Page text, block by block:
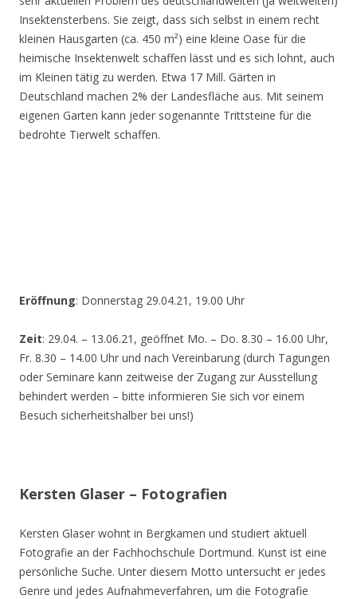
Insektensterbens. Sie zeigt, dass sich selbst in einem recht
kleinen Hausgarten (ca. 450 m²) eine kleine Oase für die
heimische Insektenwelt schaffen lässt und es sich lohnt, auch
im Kleinen tätig zu werden. Etwa 17 Mill. Gärten in
Deutschland machen 2% der Landesfläche aus. Mit seinem
eigenen Garten kann jeder sogenannte Trittsteine für die
bedrohte Tierwelt schaffen.
Eröffnung: Donnerstag 29.04.21, 19.00 Uhr
Zeit: 29.04. – 13.06.21, geöffnet Mo. – Do. 8.30 – 16.00 Uhr,
Fr. 8.30 – 14.00 Uhr und nach Vereinbarung (durch Tagungen
oder Seminare kann zeitweise der Zugang zur Ausstellung
behindert werden – bitte informieren Sie sich vor einem
Besuch sicherheitshalber bei uns!)
Kersten Glaser – Fotografien
Kersten Glaser wohnt in Bergkamen und studiert aktuell
Fotografie an der Fachhochschule Dortmund. Kunst ist eine
persönliche Suche. Unter diesem Motto untersucht er jedes
Genre und jedes Aufnahmeverfahren, um die Fotografie